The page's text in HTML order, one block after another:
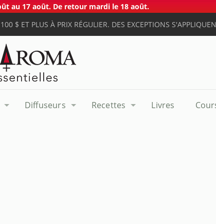
au 17 août. De retour mardi le 18 août.
$ ET PLUS À PRIX RÉGULIER. DES EXCEPTIONS
Diffuseurs Recettes Livres